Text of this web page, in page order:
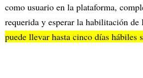
como usuario en la plataforma,
requerida y esperar la habilitación de
puede llevar hasta cinco días hábiles